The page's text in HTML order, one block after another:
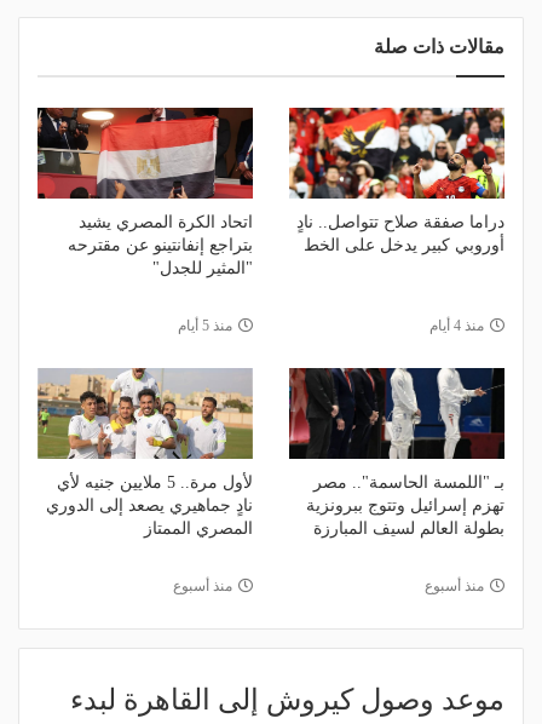
مقالات ذات صلة
دراما صفقة صلاح تتواصل.. نادٍ
أوروبي كبير يدخل على الخط
منذ 4 أيام
اتحاد الكرة المصري يشيد
بتراجع إنفانتينو عن مقترحه
"المثير للجدل"
منذ 5 أيام
بـ "اللمسة الحاسمة".. مصر
تهزم إسرائيل وتتوج ببرونزية
بطولة العالم لسيف المبارزة
منذ أسبوع
لأول مرة.. 5 ملايين جنيه لأي
نادٍ جماهيري يصعد إلى الدوري
المصري الممتاز
منذ أسبوع
موعد وصول كيروش إلى القاهرة لبدء